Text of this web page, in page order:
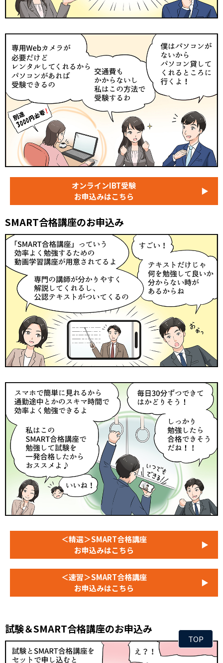
オンラインIBT受験
お申込みはこちら
▶
SMART合格講座のお申込み
＜精選＞SMART合格講座
お申込みはこちら
▶
＜速習＞SMART合格講座
お申込みはこちら
▶
試験＆SMART合格講座のお申込み
TOP